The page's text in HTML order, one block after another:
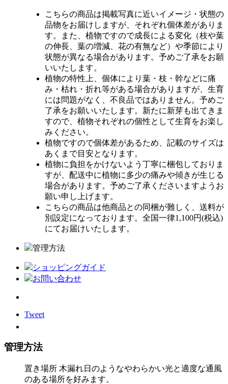
こちらの商品は掲載写真に近いイメージ・状態の
品物をお届けしますが、それぞれ個体差がありま
す。また、植物ですので成長による変化（枝や葉
の伸長、葉の増減、花の有無など）や季節により
状態が異なる場合があります。予めご了承をお願
いいたします。
植物の特性上、個体により葉・枝・幹などに痛
み・枯れ・折れ等がある場合がありますが、生育
には問題がなく、不良品ではありません。予めご
了承をお願いいたします。新たに新芽も出てきま
すので、植物それぞれの個性として生育をお楽し
みください。
植物ですので個体差があるため、記載のサイズは
あくまで目安となります。
植物に負担をかけないよう丁寧に梱包しておりま
すが、配送中に植物に多少の痛みや傾きが生じる
場合があります。予めご了承くださいますようお
願い申し上げます。
こちらの商品は他商品との同梱が難しく、送料が
別設定になっております。全国一律1,100円(税込)
にてお届けいたします。
管理方法
ショッピングガイド
お問い合わせ
Tweet
管理方法
置き場所 木漏れ日のようなやわらかい光と適度な通風
のある場所を好みます。